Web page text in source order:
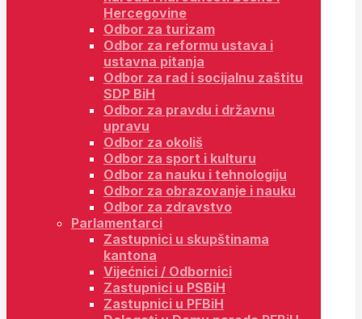
Hercegovine
Odbor za turizam
Odbor za reformu ustava i
ustavna pitanja
Odbor za rad i socijalnu zaštitu
SDP BiH
Odbor za pravdu i državnu
upravu
Odbor za okoliš
Odbor za sport i kulturu
Odbor za nauku i tehnologiju
Odbor za obrazovanje i nauku
Odbor za zdravstvo
Parlamentarci
Zastupnici u skupštinama
kantona
Vijećnici / Odbornici
Zastupnici u PSBiH
Zastupnici u PFBiH